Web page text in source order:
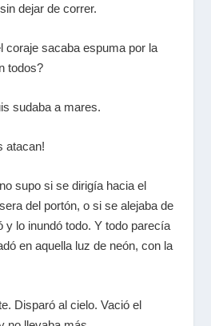
dejar de correr.
sacaba espuma por la
todos?
sudaba a mares.
atacan!
supo si se dirigía hacia el
del portón, o si se alejaba de
y lo inundó todo. Y todo parecía
en aquella luz de neón, con la
Disparó al cielo. Vació el